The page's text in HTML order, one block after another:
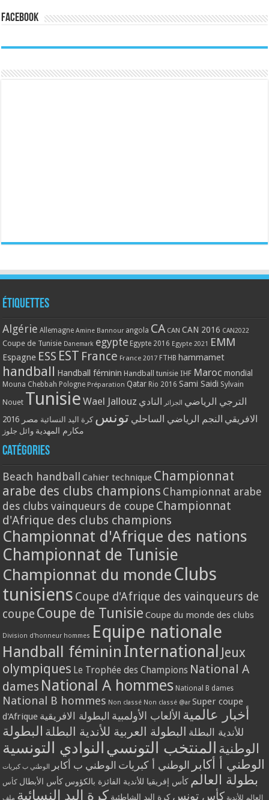
Facebook
Étiquettes
Algérie Allemagne Amine Bannour angola CA CAN CAN 2016 CAN2022
Coupe de Tunisie Danemark egypte Egypte 2016 Egypte 2021 EMM
Espagne ESS EST France France 2017 FTHB hammamet
handball Handball féminin Handball tunisie IHF Maroc mondial
Mouna Chebbah Pologne Préparation Qatar Rio 2016 Sami Saidi Sylvain
Nouet Tunisie Wael Jallouz الترجي الرياضي الجزائر النادي
الافريقي النجم الرياضي الساحلي تونس كرة اليد النسائية مصر 2016
مكارم المهدية وائل جلوز
Catégories
Beach handball Cahier technique Championnat
arabe des clubs champions Championnat arabe
des clubs vainqueurs de coupe Championnat
d'Afrique des clubs champions
Championnat d'Afrique des nations
Championnat de Tunisie
Championnat du monde Clubs
tunisiens Coupe d'Afrique des vainqueurs de
coupe Coupe de Tunisie Coupe du monde des clubs
Division d'honneur hommes Equipe nationale
Handball féminin International Jeux
olympiques Le Trophée des Champions National A
dames National A hommes National B dames
National B hommes Non classé Non classé @ar Super coupe
d'Afrique
أخبار عالمية الألعاب الأولمبية البطولة الافريقية
للأندية البطلة البطولة العربية للأندية البطلة البطولة
الوطنية المنتخب التونسي النوادي التونسية
الوطني أ أكابر الوطني أ كبريات الوطني ب أكابر الوطني ب كبريات
بطولة العالم كأس إفريقيا للأندية الفائزة بالكؤوس كأس الأبطال كأس
العالم للأندية كأس تونس كرة اليد الشاطئية كرة اليد النسائية ملف